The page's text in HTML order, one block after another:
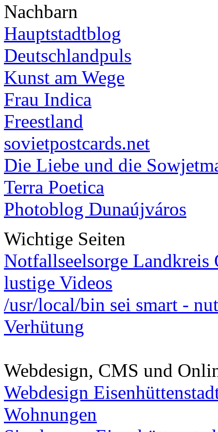
Nachbarn
Hauptstadtblog
Deutschlandpuls
Kunst am Wege
Frau Indica
Freestland
sovietpostcards.net
Die Liebe und die
Terra Poetica
Photoblog Dunaújváros
Wichtige Seiten
Notfallseelsorge Landkreis
lustige Videos
/usr/local/bin sei smart -
Verhütung
Webdesign, CMS und
Webdesign
Wohnungen